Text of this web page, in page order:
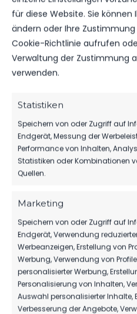
für diese Website. Sie können
ändern oder Ihre
Cookie-Richtlinie aufrufen
Verwaltung der Zustimmung
verwenden.
Statistiken
Speichern von oder Zugriff auf
Endgerät, Messung der
Performance von Inhalten,
Statistiken oder Kombinationen
Quellen.
Marketing
Speichern von oder Zugriff auf
Endgerät, Verwendung
Werbeanzeigen, Erstellung von
Werbung, Verwendung von
personalisierter Werbung,
Personalisierung von Inhalten,
Auswahl personalisierter Inhalte,
Verbesserung der Angebote,
ERGEBNIS
FSV 63 Luckenwalde F1-Jugend
DATUM BEGEGNUNG
ÄHNLICHE BEITRÄGE
SpG
Ruhlsdorf/Woltersdorf/
B-Jugend vs FSV 63
Luckenwalde C-Jugend
29. Mai 2024
Ähnlicher Beitrag
vs
7.